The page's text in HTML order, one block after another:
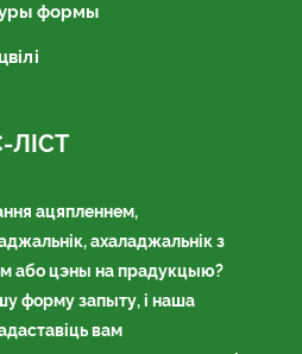
формы
ЛІСТ
ацяпленнем,
ахаладжальнік з
або цэны на прадукцыю?
форму запыту, і наша
вам